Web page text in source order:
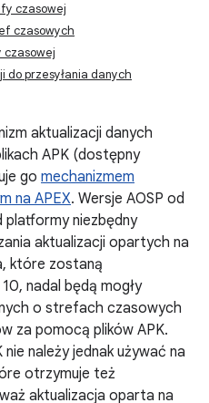
czasowej
czasowych
do przesyłania danych
aktualizacji danych
APK (dostępny
go mechanizmem
na APEX. Wersje AOSP od
platformy niezbędny
aktualizacji opartych na
które zostaną
nadal będą mogły
o strefach czasowych
za pomocą plików APK.
należy jednak używać na
otrzymuje też
aktualizacja oparta na